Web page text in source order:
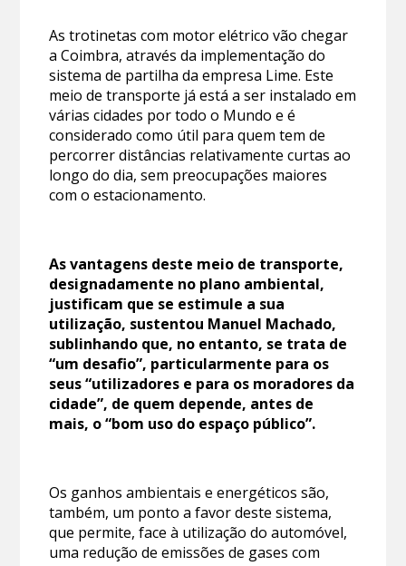
As trotinetas com motor elétrico vão chegar
a Coimbra, através da implementação do
sistema de partilha da empresa Lime. Este
meio de transporte já está a ser instalado em
várias cidades por todo o Mundo e é
considerado como útil para quem tem de
percorrer distâncias relativamente curtas ao
longo do dia, sem preocupações maiores
com o estacionamento.
As vantagens deste meio de transporte,
designadamente no plano ambiental,
justificam que se estimule a sua
utilização, sustentou Manuel Machado,
sublinhando que, no entanto, se trata de
“um desafio”, particularmente para os
seus “utilizadores e para os moradores da
cidade”, de quem depende, antes de
mais, o “bom uso do espaço público”.
Os ganhos ambientais e energéticos são,
também, um ponto a favor deste sistema,
que permite, face à utilização do automóvel,
uma redução de emissões de gases com